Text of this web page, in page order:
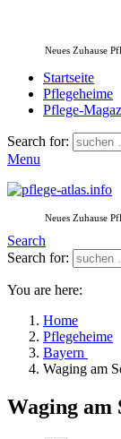
Neues Zuhause
Startseite
Pflegeheime
Pflege-
Search for:
Menu
Neues Zuhause
Search
Search for:
You are here:
Home
Pflegeheime
Bayern
Waging am
Waging am